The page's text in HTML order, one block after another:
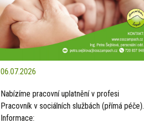
06.07.2026
Nabízíme pracovní uplatnění v profesi
Pracovník v sociálních službách (přímá péče).
Informace: